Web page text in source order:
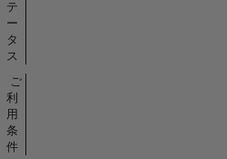
テ
ー
タ
ス
ご
利
用
条
件